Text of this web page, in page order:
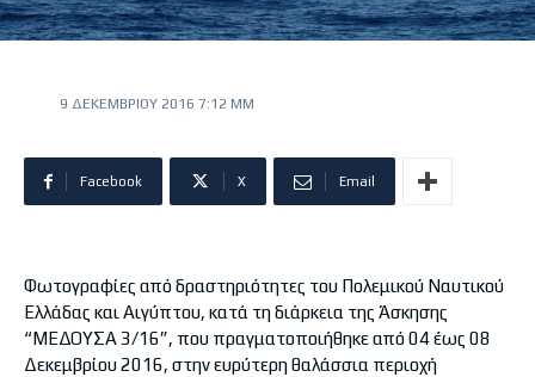
9 ΔΕΚΕΜΒΡΊΟΥ 2016 7:12 ΜΜ
Facebook X Email
Φωτογραφίες από δραστηριότητες του Πολεμικού Ναυτικού
Ελλάδας και Αιγύπτου, κατά τη διάρκεια της Άσκησης
“ΜΕΔΟΥΣΑ 3/16”, που πραγματοποιήθηκε από 04 έως 08
Δεκεμβρίου 2016, στην ευρύτερη θαλάσσια περιοχή